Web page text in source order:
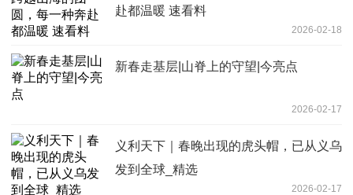
赴都温暖 速看料
2026-02-18
新春走基层|山脊上的守望|今亮点
2026-02-17
义利天下｜春晚出现的虎头帽，已从义乌
发到全球_精选
2026-02-17